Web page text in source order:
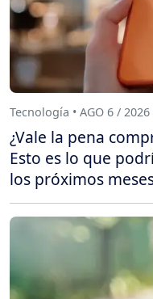
Tecnología • AGO 6 / 2026
¿Vale la pena
Esto es lo que
los próximos